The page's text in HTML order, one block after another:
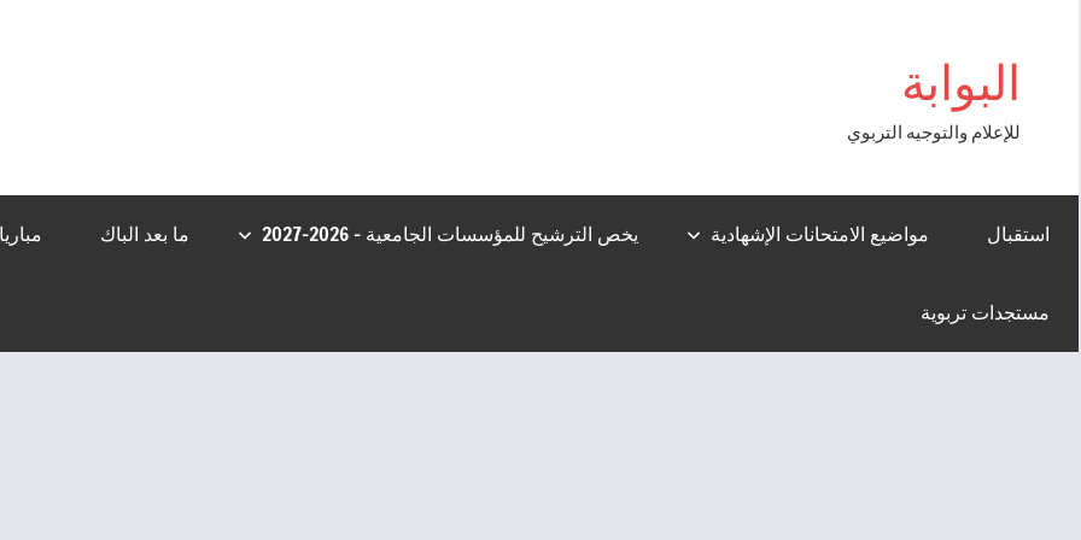
البوابة
للإعلام والتوجيه التربوي
استقبال مواضيع الامتحانات الإشهادية يخص الترشيح للمؤسسات الجامعية – 2026-2027 ما بعد الباك
مستجدات تربوية